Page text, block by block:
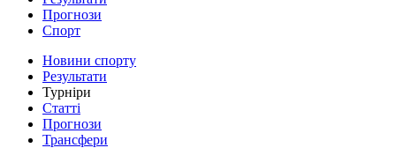
Прогнози
Спорт
Новини спорту
Результати
Турніри
Статті
Прогнози
Трансфери